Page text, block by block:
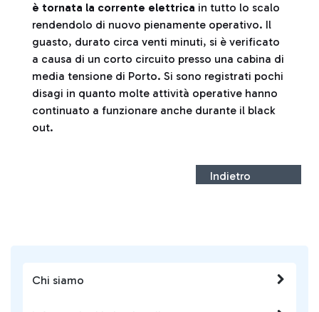
Chi siamo
è tornata la corrente elettrica in tutto lo scalo
rendendolo di nuovo pienamente operativo. Il
guasto, durato circa venti minuti, si è verificato
a causa di un corto circuito presso una cabina di
media tensione di Porto. Si sono registrati pochi
disagi in quanto molte attività operative hanno
continuato a funzionare anche durante il black
out.
Indietro